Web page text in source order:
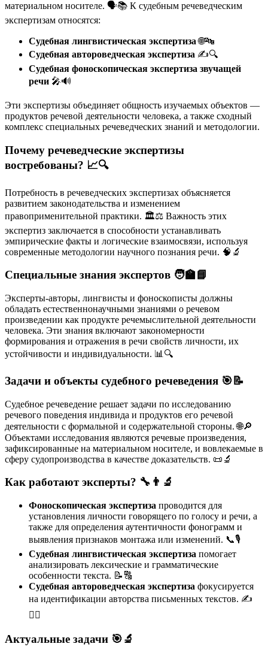
материальном носителе. 🗣️📚 К судебным речеведческим
экспертизам относятся:
Судебная лингвистическая экспертиза🌐🔤
Судебная автороведческая экспертиза ✍️🔍
Судебная фоноскопическая экспертиза звучащей
речи 🎤🔊
Эти экспертизы объединяет общность изучаемых объектов —
продуктов речевой деятельности человека, а также сходный
комплекс специальных речеведческих знаний и методологии.
Почему речеведческие экспертизы
востребованы? 📈🔍
Потребность в речеведческих экспертизах объясняется
развитием законодательства и изменением
правоприменительной практики. 🏛️⚖️ Важность этих
экспертиз заключается в способности устанавливать
эмпирические факты и логические взаимосвязи, используя
современные методологии научного познания речи. 🧠🔬
Специальные знания экспертов 🧑‍🏫📘
Эксперты-авторы, лингвисты и фоноскописты должны
обладать естественнонаучными знаниями о речевом
произведении как продукте речемыслительной деятельности
человека. Эти знания включают закономерности
формирования и отражения в речи свойств личности, их
устойчивости и индивидуальности. 📊🔍
Задачи и объекты судебного речеведения 🎯📝
Судебное речеведение решает задачи по исследованию
речевого поведения индивида и продуктов его речевой
деятельности с формальной и содержательной стороны. 🌐🔎
Объектами исследования являются речевые произведения,
зафиксированные на материальном носителе, и вовлекаемые в
сферу судопроизводства в качестве доказательств. 📜🔬
Как работают эксперты? 🔧👨‍🔬
Фоноскопическая экспертиза проводится для
установления личности говорящего по голосу и речи, а
также для определения аутентичности фонограмм и
выявления признаков монтажа или изменений. 📞🎙️
Судебная лингвистическая экспертиза помогает
анализировать лексические и грамматические
особенности текста. 📝🔠
Судебная автороведческая экспертиза фокусируется
на идентификации авторства письменных текстов. ✍️
🕵️‍♂️
Актуальные задачи 🎯🔬